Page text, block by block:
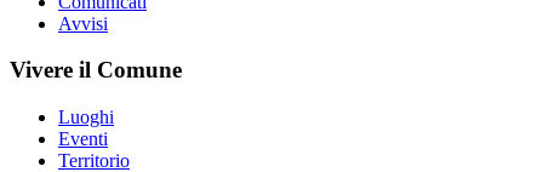
Avvisi
Vivere il Comune
Luoghi
Eventi
Territorio